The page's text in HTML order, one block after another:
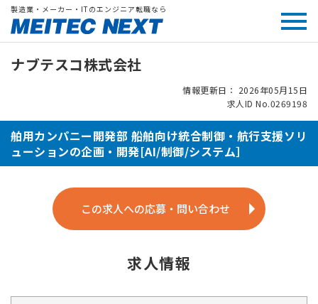
製造業・メーカー・ITのエンジニア転職なら
ナブテスコ株式会社
情報更新日： 2026年05月15日
求人ID No.0269198
舶用カンパニー開発部 船舶向け統合制御・航行支援ソリ
ューションの企画・開発[AI/制御/システム］
この求人への応募・問い合わせ
求人情報